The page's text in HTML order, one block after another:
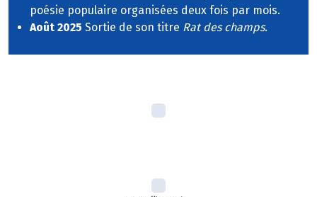
poésie populaire organisées deux fois par mois.
Août 2025 Sortie de son titre Rat des champs.